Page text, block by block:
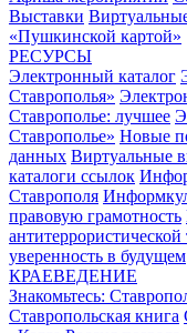
Выставки
«Пушкинской картой»
РЕСУРСЫ
Электронный каталог
Ставрополья»
Ставрополье: лучшее
Ставрополье» Новые
данных Виртуальные
каталоги ссылок
Ставрополя
правовую грамотность
антитеррористической
уверенность в будущем
КРАЕВЕДЕНИЕ
Знакомьтесь:
Ставропольская книга